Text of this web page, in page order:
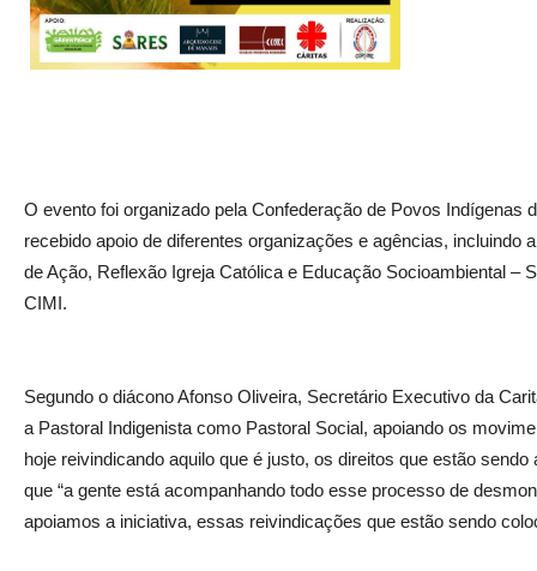
O evento foi organizado pela Confederação de Povos Indígenas
recebido apoio de diferentes organizações e agências, incluindo
de Ação, Reflexão Igreja Católica e Educação Socioambiental –
CIMI.
Segundo o diácono Afonso Oliveira, Secretário Executivo da
a Pastoral Indigenista como Pastoral Social, apoiando os
hoje reivindicando aquilo que é justo, os direitos que estão
que “a gente está acompanhando todo esse processo de
apoiamos a iniciativa, essas reivindicações que estão sendo